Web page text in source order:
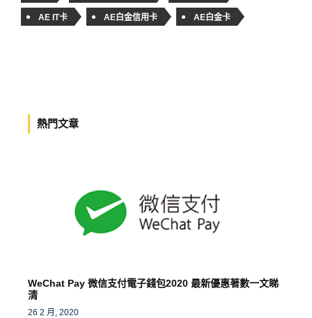
AE IT卡 AE白金信用卡 AE白金卡
熱門文章
WeChat Pay 微信支付電子錢包2020 最新優惠著數一文睇
清
26 2 月, 2020